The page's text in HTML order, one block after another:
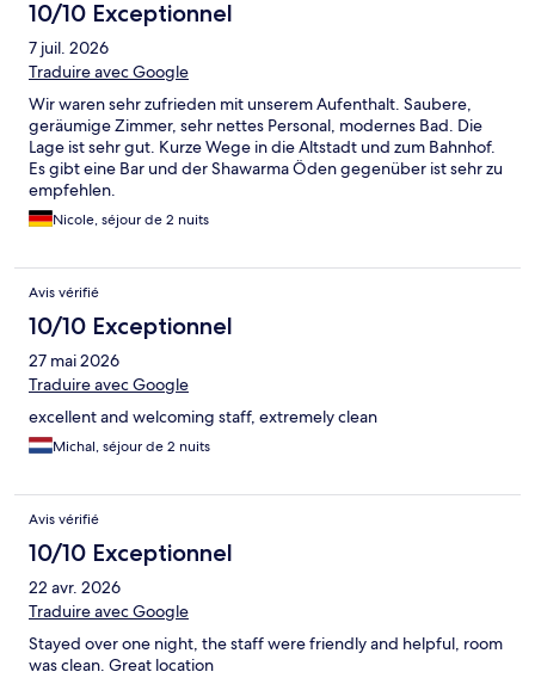
10/10 Exceptionnel
7 juil. 2026
Traduire avec Google
Wir waren sehr zufrieden mit unserem Aufenthalt. Saubere,
geräumige Zimmer, sehr nettes Personal, modernes Bad. Die
Lage ist sehr gut. Kurze Wege in die Altstadt und zum Bahnhof.
Es gibt eine Bar und der Shawarma Öden gegenüber ist sehr zu
empfehlen.
Nicole, séjour de 2 nuits
Avis vérifié
10/10 Exceptionnel
27 mai 2026
Traduire avec Google
excellent and welcoming staff, extremely clean
Michal, séjour de 2 nuits
Avis vérifié
10/10 Exceptionnel
22 avr. 2026
Traduire avec Google
Stayed over one night, the staff were friendly and helpful, room
was clean. Great location